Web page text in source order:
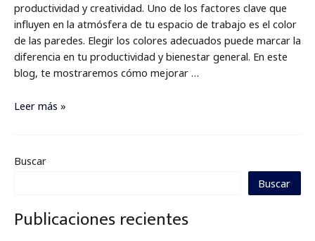
Buscar
Buscar
Publicaciones recientes
productividad y creatividad. Uno de los factores clave que
influyen en la atmósfera de tu espacio de trabajo es el color
de las paredes. Elegir los colores adecuados puede marcar la
diferencia en tu productividad y bienestar general. En este
blog, te mostraremos cómo mejorar …
Leer más »